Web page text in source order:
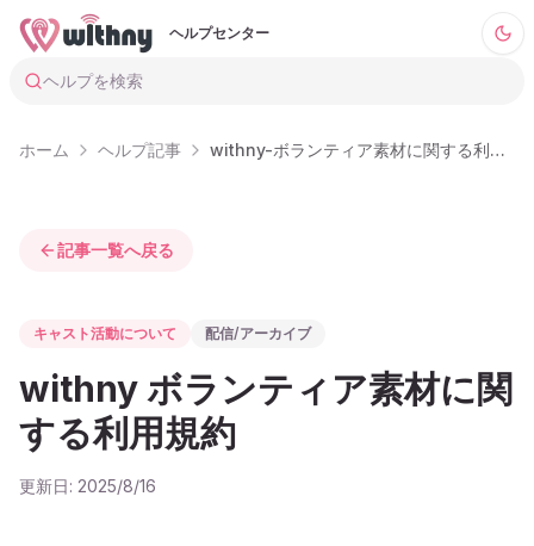
ヘルプセンター
ヘルプを検索
ホーム ヘルプ記事 withny-ボランティア素材に関する利用規約
記事一覧へ戻る
キャスト活動について 配信/アーカイブ
withny ボランティア素材に関
する利用規約
更新日: 2025/8/16